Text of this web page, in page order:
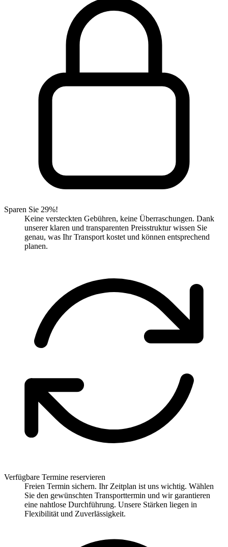
Sparen Sie 29%!
Keine versteckten Gebühren, keine Überraschungen. Dank
unserer klaren und transparenten Preisstruktur wissen Sie
genau, was Ihr Transport kostet und können entsprechend
planen.
Verfügbare Termine reservieren
Freien Termin sichern. Ihr Zeitplan ist uns wichtig. Wählen
Sie den gewünschten Transporttermin und wir garantieren
eine nahtlose Durchführung. Unsere Stärken liegen in
Flexibilität und Zuverlässigkeit.